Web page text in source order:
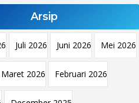
Arsip
Juli 2026 Juni 2026 Mei 2026
Maret 2026 Februari 2026